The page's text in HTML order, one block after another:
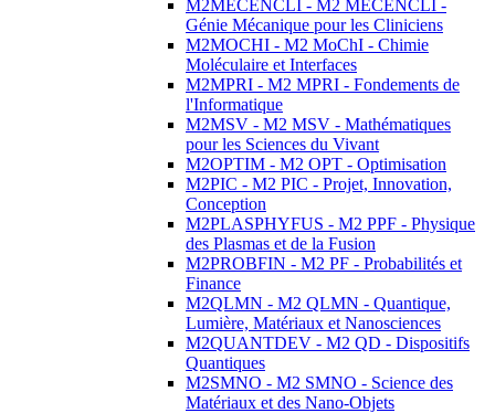
M2MECENCLI - M2 MECENCLI -
Génie Mécanique pour les Cliniciens
M2MOCHI - M2 MoChI - Chimie
Moléculaire et Interfaces
M2MPRI - M2 MPRI - Fondements de
l'Informatique
M2MSV - M2 MSV - Mathématiques
pour les Sciences du Vivant
M2OPTIM - M2 OPT - Optimisation
M2PIC - M2 PIC - Projet, Innovation,
Conception
M2PLASPHYFUS - M2 PPF - Physique
des Plasmas et de la Fusion
M2PROBFIN - M2 PF - Probabilités et
Finance
M2QLMN - M2 QLMN - Quantique,
Lumière, Matériaux et Nanosciences
M2QUANTDEV - M2 QD - Dispositifs
Quantiques
M2SMNO - M2 SMNO - Science des
Matériaux et des Nano-Objets